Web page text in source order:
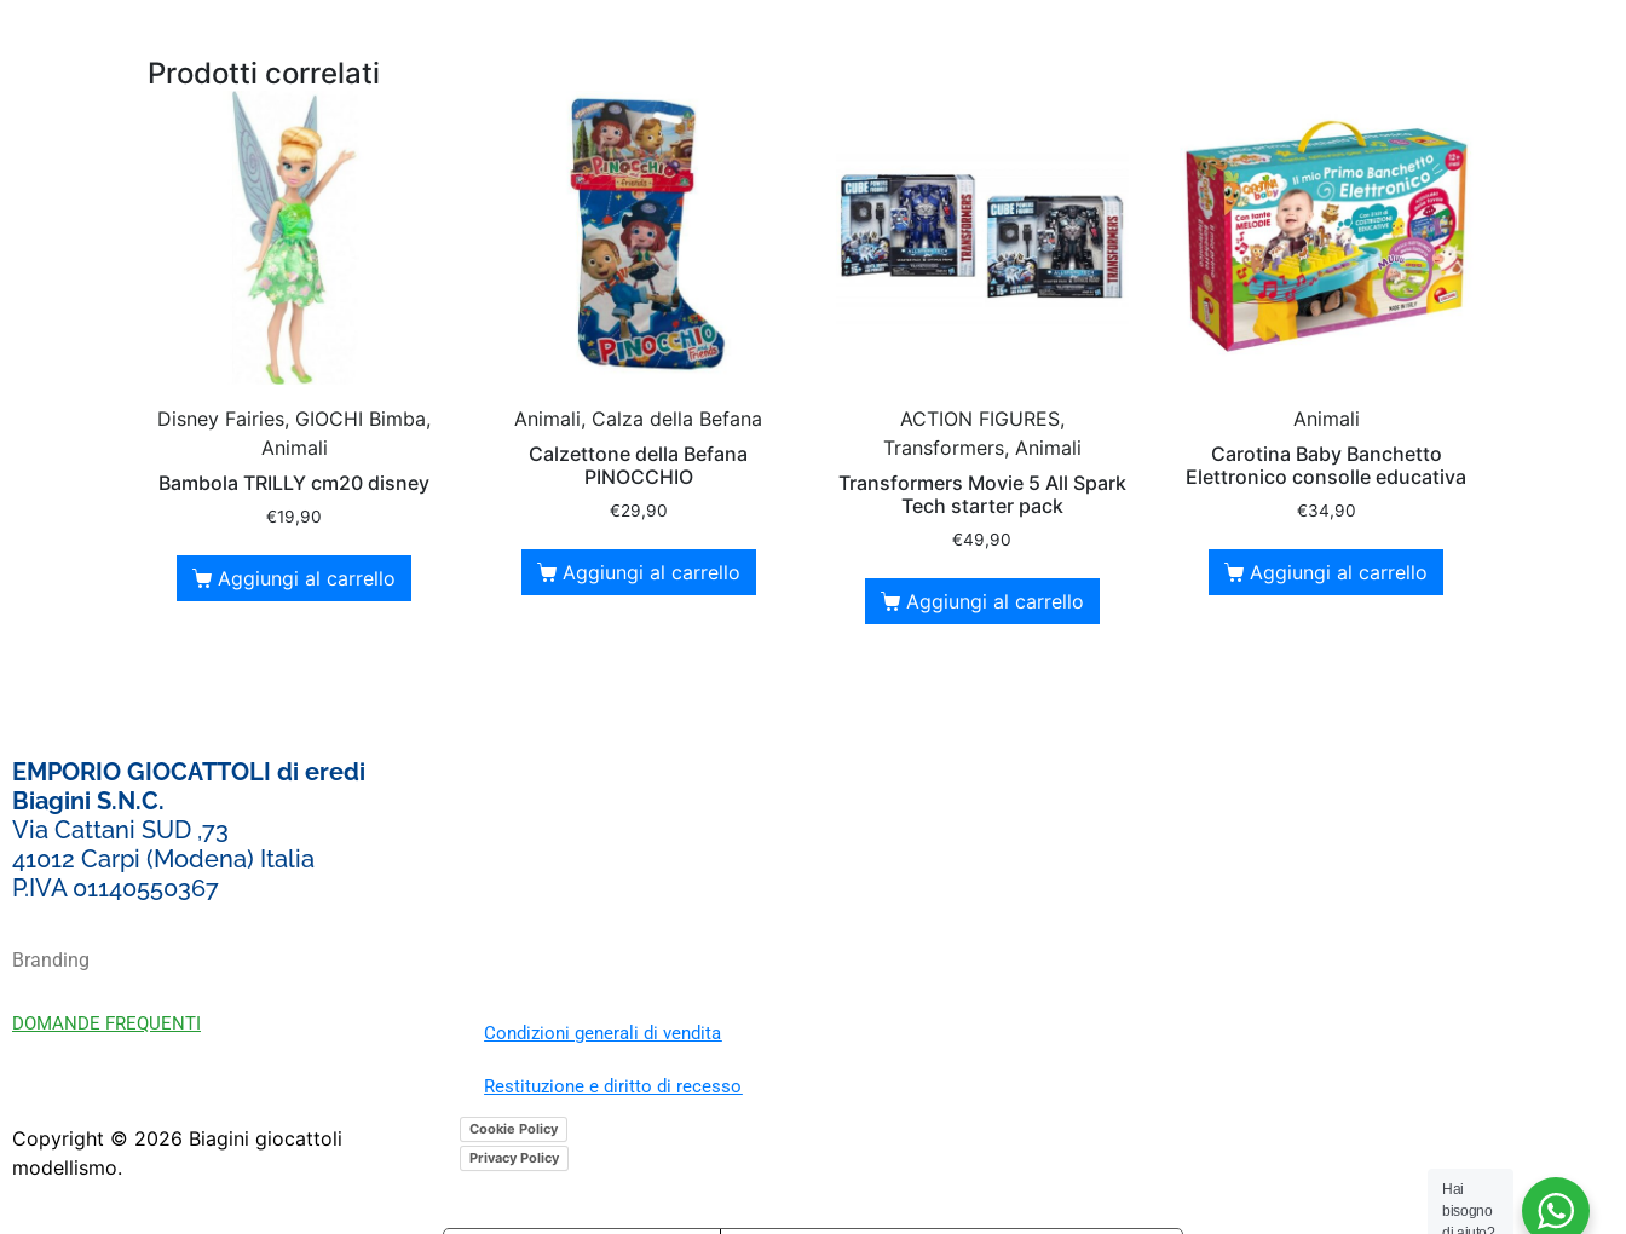
Prodotti correlati
Disney Fairies, GIOCHI Bimba,
Animali
Bambola TRILLY cm20 disney
€19,90
Aggiungi al carrello
Animali, Calza della Befana
Calzettone della Befana
PINOCCHIO
€29,90
Aggiungi al carrello
ACTION FIGURES,
Transformers, Animali
Transformers Movie 5 All Spark
Tech starter pack
€49,90
Aggiungi al carrello
Animali
Carotina Baby Banchetto
Elettronico consolle educativa
€34,90
Aggiungi al carrello
EMPORIO GIOCATTOLI di eredi
Biagini S.N.C.
Via Cattani SUD ,73
41012 Carpi (Modena) Italia
P.IVA 01140550367
Branding
DOMANDE FREQUENTI Condizioni generali di vendita
Restituzione e diritto di recesso
Copyright © 2026 Biagini giocattoli
modellismo.
Cookie Policy
Privacy Policy
Hai
bisogno